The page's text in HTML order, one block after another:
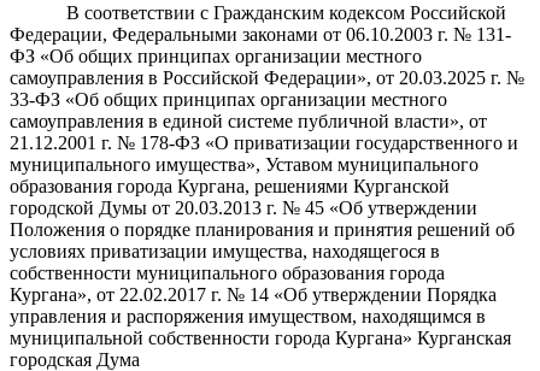
В соответствии с Гражданским кодексом Российской
Федерации, Федеральными законами от 06.10.2003 г. № 131-
ФЗ «Об общих принципах организации местного
самоуправления в Российской Федерации», от 20.03.2025 г. №
33-ФЗ «Об общих принципах организации местного
самоуправления в единой системе публичной власти», от
21.12.2001 г. № 178-ФЗ «О приватизации государственного и
муниципального имущества», Уставом муниципального
образования города Кургана, решениями Курганской
городской Думы от 20.03.2013 г. № 45 «Об утверждении
Положения о порядке планирования и принятия решений об
условиях приватизации имущества, находящегося в
собственности муниципального образования города
Кургана», от 22.02.2017 г. № 14 «Об утверждении Порядка
управления и распоряжения имуществом, находящимся в
муниципальной собственности города Кургана» Курганская
городская Дума